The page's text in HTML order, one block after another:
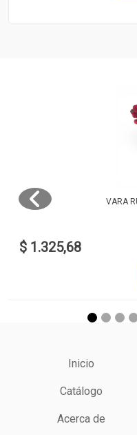
VARA
$ 1.325,68
Inicio
Catálogo
Acerca de